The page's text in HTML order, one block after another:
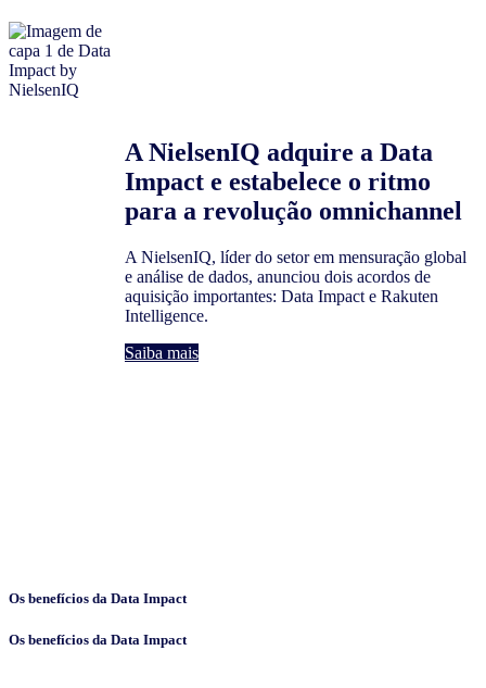
A NielsenIQ adquire a Data
Impact e estabelece o ritmo
para a revolução omnichannel
A NielsenIQ, líder do setor em mensuração global
e análise de dados, anunciou dois acordos de
aquisição importantes: Data Impact e Rakuten
Intelligence.
Saiba mais
Os benefícios da Data Impact
Os benefícios da Data Impact